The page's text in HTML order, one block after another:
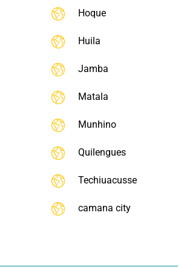
Hoque
Huila
Jamba
Matala
Munhino
Quilengues
Techiuacusse
camana city